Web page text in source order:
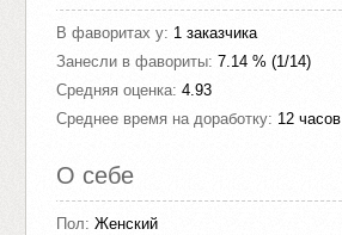
В фаворитах у: 1 заказчика
Занесли в фавориты:7.14 % (1/14)
Средняя оценка:4.93
Среднее время на доработку: 12 часов
О себе
Пол:Женский